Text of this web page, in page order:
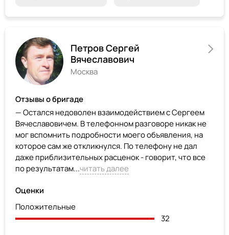
Петров Сергей
Вячеславович
Москва
Отзывы о бригаде
— Остался недоволен взаимодействием с Сергеем
Вячеславовичем. В телефонном разговоре никак не
мог вспомнить подробности моего объявления, на
которое сам же откликнулся. По телефону не дал
даже приблизительных расценок - говорит, что все
по результатам...читать далее
Оценки
Положительные
32